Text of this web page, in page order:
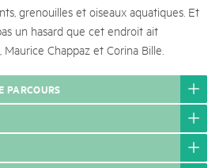
grenouilles et oiseaux aquatiques. Et
un hasard que cet endroit ait
Chappaz et Corina Bille.
PARCOURS